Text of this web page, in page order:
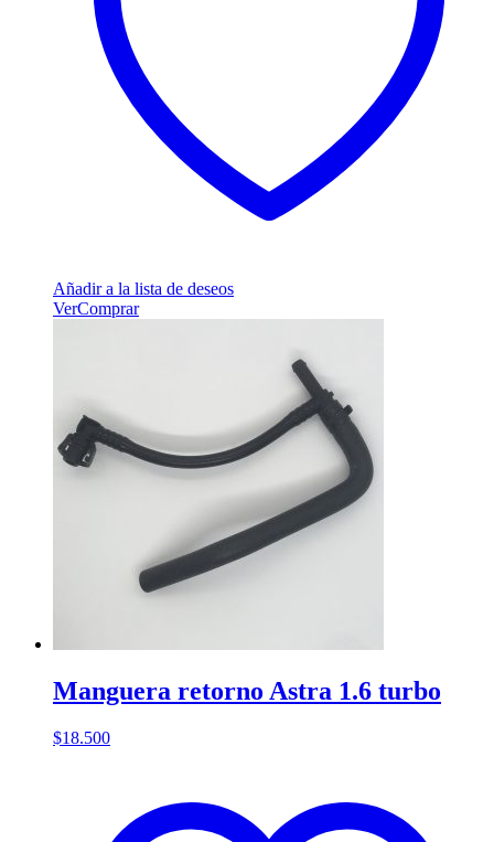
Añadir a la lista de deseos
VerComprar
Manguera retorno Astra 1.6 turbo
$18.500